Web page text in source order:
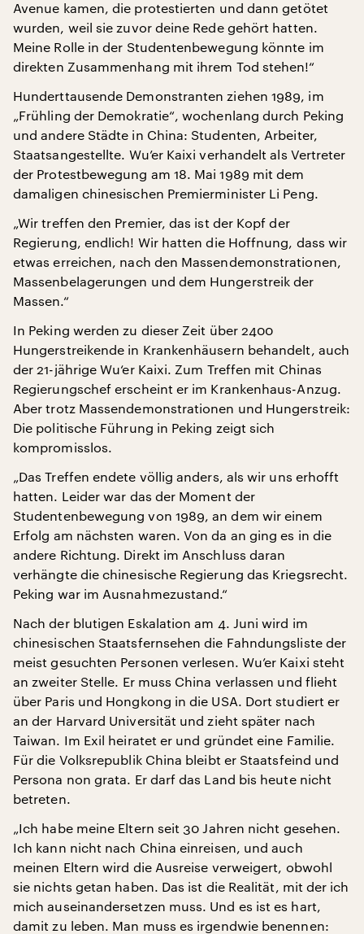
Avenue kamen, die protestierten und dann getötet
wurden, weil sie zuvor deine Rede gehört hatten.
Meine Rolle in der Studentenbewegung könnte im
direkten Zusammenhang mit ihrem Tod stehen!“
Hunderttausende Demonstranten ziehen 1989, im
„Frühling der Demokratie“, wochenlang durch Peking
und andere Städte in China: Studenten, Arbeiter,
Staatsangestellte. Wu’er Kaixi verhandelt als Vertreter
der Protestbewegung am 18. Mai 1989 mit dem
damaligen chinesischen Premierminister Li Peng.
„Wir treffen den Premier, das ist der Kopf der
Regierung, endlich! Wir hatten die Hoffnung, dass wir
etwas erreichen, nach den Massendemonstrationen,
Massenbelagerungen und dem Hungerstreik der
Massen.“
In Peking werden zu dieser Zeit über 2400
Hungerstreikende in Krankenhäusern behandelt, auch
der 21-jährige Wu‘er Kaixi. Zum Treffen mit Chinas
Regierungschef erscheint er im Krankenhaus-Anzug.
Aber trotz Massendemonstrationen und Hungerstreik:
Die politische Führung in Peking zeigt sich
kompromisslos.
„Das Treffen endete völlig anders, als wir uns erhofft
hatten. Leider war das der Moment der
Studentenbewegung von 1989, an dem wir einem
Erfolg am nächsten waren. Von da an ging es in die
andere Richtung. Direkt im Anschluss daran
verhängte die chinesische Regierung das Kriegsrecht.
Peking war im Ausnahmezustand.“
Nach der blutigen Eskalation am 4. Juni wird im
chinesischen Staatsfernsehen die Fahndungsliste der
meist gesuchten Personen verlesen. Wu’er Kaixi steht
an zweiter Stelle. Er muss China verlassen und flieht
über Paris und Hongkong in die USA. Dort studiert er
an der Harvard Universität und zieht später nach
Taiwan. Im Exil heiratet er und gründet eine Familie.
Für die Volksrepublik China bleibt er Staatsfeind und
Persona non grata. Er darf das Land bis heute nicht
betreten.
„Ich habe meine Eltern seit 30 Jahren nicht gesehen.
Ich kann nicht nach China einreisen, und auch
meinen Eltern wird die Ausreise verweigert, obwohl
sie nichts getan haben. Das ist die Realität, mit der ich
mich auseinandersetzen muss. Und es ist es hart,
damit zu leben. Man muss es irgendwie benennen: